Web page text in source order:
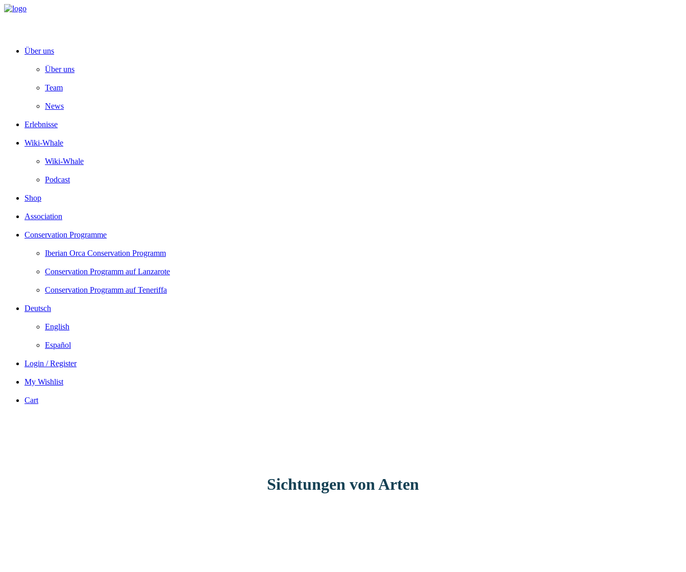
Über uns
Über uns
Team
News
Erlebnisse
Wiki-Whale
Wiki-Whale
Podcast
Shop
Association
Conservation Programme
Iberian Orca Conservation Programm
Conservation Programm auf Lanzarote
Conservation Programm auf Teneriffa
Deutsch
English
Español
Login / Register
My Wishlist
Cart
Sichtungen von Arten